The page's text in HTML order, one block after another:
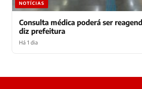
NOTÍCIAS
Consulta médica poderá ser
diz prefeitura
Há 1 dia